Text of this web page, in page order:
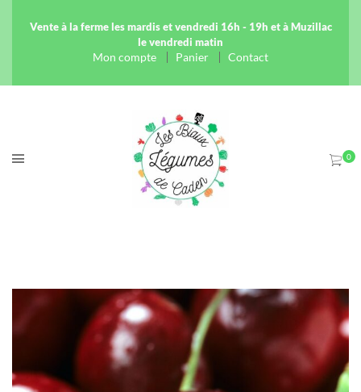
Vente à la ferme les mardis et vendredi 16h - 19h et à Muzillac
le vendredi matin
Mon compte Panier Contact